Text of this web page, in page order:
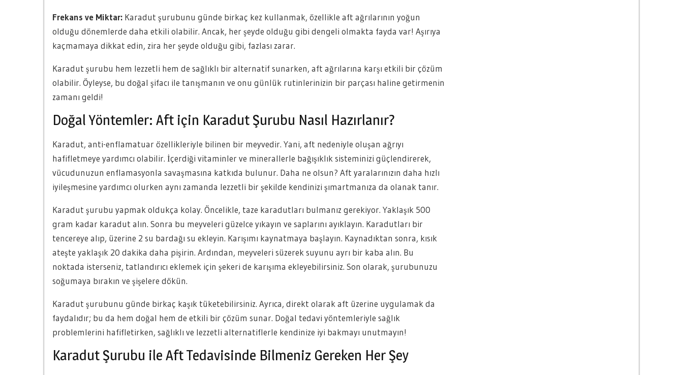
Frekans ve Miktar: Karadut şurubunu günde birkaç kez kullanmak, özellikle aft ağrılarının yoğun
olduğu dönemlerde daha etkili olabilir. Ancak, her şeyde olduğu gibi dengeli olmakta fayda var! Aşırıya
kaçmamaya dikkat edin, zira her şeyde olduğu gibi, fazlası zarar.
Karadut şurubu hem lezzetli hem de sağlıklı bir alternatif sunarken, aft ağrılarına karşı etkili bir çözüm
olabilir. Öyleyse, bu doğal şifacı ile tanışmanın ve onu günlük rutinlerinizin bir parçası haline getirmenin
zamanı geldi!
Doğal Yöntemler: Aft için Karadut Şurubu Nasıl Hazırlanır?
Karadut, anti-enflamatuar özellikleriyle bilinen bir meyvedir. Yani, aft nedeniyle oluşan ağrıyı
hafifletmeye yardımcı olabilir. İçerdiği vitaminler ve minerallerle bağışıklık sisteminizi güçlendirerek,
vücudunuzun enflamasyonla savaşmasına katkıda bulunur. Daha ne olsun? Aft yaralarınızın daha hızlı
iyileşmesine yardımcı olurken aynı zamanda lezzetli bir şekilde kendinizi şımartmanıza da olanak tanır.
Karadut şurubu yapmak oldukça kolay. Öncelikle, taze karadutları bulmanız gerekiyor. Yaklaşık 500
gram kadar karadut alın. Sonra bu meyveleri güzelce yıkayın ve saplarını ayıklayın. Karadutları bir
tencereye alıp, üzerine 2 su bardağı su ekleyin. Karışımı kaynatmaya başlayın. Kaynadıktan sonra, kısık
ateşte yaklaşık 20 dakika daha pişirin. Ardından, meyveleri süzerek suyunu ayrı bir kaba alın. Bu
noktada isterseniz, tatlandırıcı eklemek için şekeri de karışıma ekleyebilirsiniz. Son olarak, şurubunuzu
soğumaya bırakın ve şişelere dökün.
Karadut şurubunu günde birkaç kaşık tüketebilirsiniz. Ayrıca, direkt olarak aft üzerine uygulamak da
faydalıdır; bu da hem doğal hem de etkili bir çözüm sunar. Doğal tedavi yöntemleriyle sağlık
problemlerini hafifletirken, sağlıklı ve lezzetli alternatiflerle kendinize iyi bakmayı unutmayın!
Karadut Şurubu ile Aft Tedavisinde Bilmeniz Gereken Her Şey